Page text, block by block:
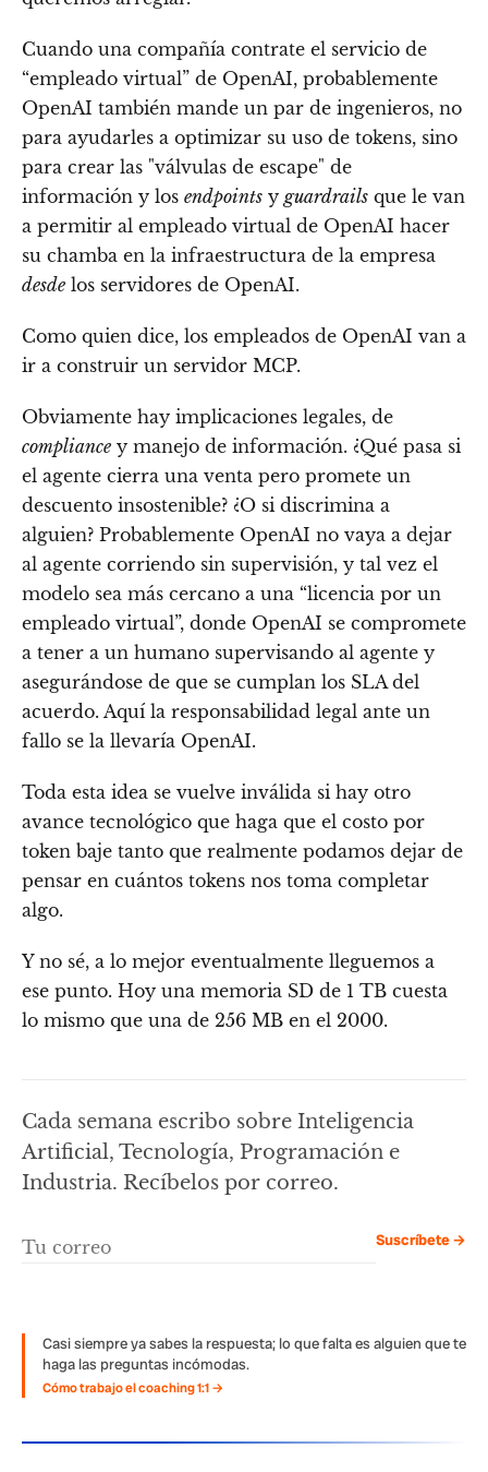
Cuando una compañía contrate el servicio de
“empleado virtual” de OpenAI, probablemente
OpenAI también mande un par de ingenieros, no
para ayudarles a optimizar su uso de tokens, sino
para crear las "válvulas de escape" de
información y los endpoints y guardrails que le van
a permitir al empleado virtual de OpenAI hacer
su chamba en la infraestructura de la empresa
desde los servidores de OpenAI.
Como quien dice, los empleados de OpenAI van a
ir a construir un servidor MCP.
Obviamente hay implicaciones legales, de
compliance y manejo de información. ¿Qué pasa si
el agente cierra una venta pero promete un
descuento insostenible? ¿O si discrimina a
alguien? Probablemente OpenAI no vaya a dejar
al agente corriendo sin supervisión, y tal vez el
modelo sea más cercano a una “licencia por un
empleado virtual”, donde OpenAI se compromete
a tener a un humano supervisando al agente y
asegurándose de que se cumplan los SLA del
acuerdo. Aquí la responsabilidad legal ante un
fallo se la llevaría OpenAI.
Toda esta idea se vuelve inválida si hay otro
avance tecnológico que haga que el costo por
token baje tanto que realmente podamos dejar de
pensar en cuántos tokens nos toma completar
algo.
Y no sé, a lo mejor eventualmente lleguemos a
ese punto. Hoy una memoria SD de 1 TB cuesta
lo mismo que una de 256 MB en el 2000.
Cada semana escribo sobre Inteligencia
Artificial, Tecnología, Programación e
Industria. Recíbelos por correo.
Suscríbete →
Casi siempre ya sabes la respuesta; lo que falta es alguien que te
haga las preguntas incómodas.
Cómo trabajo el coaching 1:1 →